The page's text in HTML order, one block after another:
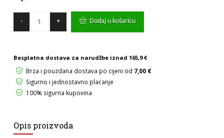
-
Ekonomik
tipkalo
tinjalice
količina
+ Dodaj u košaricu
Besplatna dostava za narudžbe iznad 165,9 €
Brza i pouzdana dostava po cijeni od 7,00 €
Sigurno i jednostavno plaćanje
100% sigurna kupovina
Opis proizvoda